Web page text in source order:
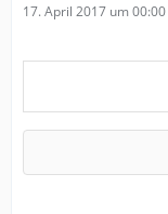
17. April 2017 um 00:00